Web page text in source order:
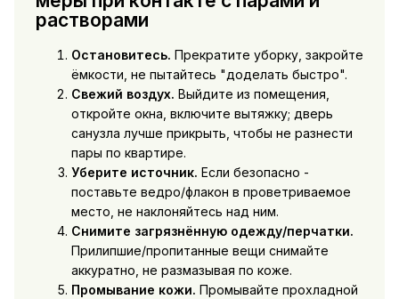
растворами
Остановитесь. Прекратите уборку, закройте
ёмкости, не пытайтесь "доделать быстро".
Свежий воздух. Выйдите из помещения,
откройте окна, включите вытяжку; дверь
санузла лучше прикрыть, чтобы не разнести
пары по квартире.
Уберите источник. Если безопасно -
поставьте ведро/флакон в проветриваемое
место, не наклоняйтесь над ним.
Снимите загрязнённую одежду/перчатки.
Прилипшие/пропитанные вещи снимайте
аккуратно, не размазывая по коже.
Промывание кожи. Промывайте прохладной